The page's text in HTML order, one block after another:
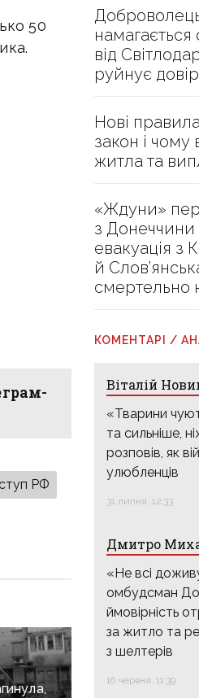
50
РФ
від
руйнує
Нові
закон і чому
житла та
«Ждуни»
з Донеччини
евакуація з
й
смертельно
КОМЕНТАРІ /
Віталій
«Тварини
та сильніше,
розповів, як
улюбленців
31 липня, 12:33
Дмитро
«Не всі
омбудсман
ймовірність
за житло та
з шелтерів
16 червня, 11:39